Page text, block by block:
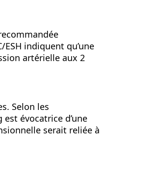
indiquent qu’une
artérielle aux 2
Selon les
évocatrice d’une
serait reliée à